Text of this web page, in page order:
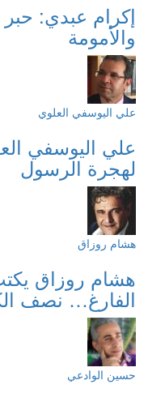
إكرام عبدي:
والأمومة
علي اليوسفي العلوي
علي اليوسفي
لهجرة الرسول
هشام روزاق
هشام روزاق
الفارغ… نصف
حسين الوادعي